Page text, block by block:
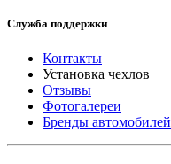
Служба поддержки
Контакты
Установка чехлов
Отзывы
Фотогалереи
Бренды автомобилей